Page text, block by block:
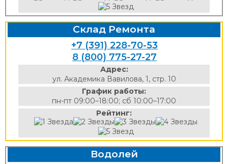
Склад Ремонта
+7 (391) 228-70-53
8 (800) 775-27-27
Адрес:
ул. Академика Вавилова, 1, стр. 10
График работы:
пн-пт 09:00–18:00; сб 10:00–17:00
Рейтинг:
Водолей